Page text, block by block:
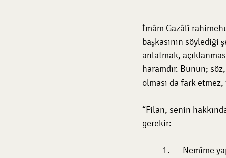
İmâm Gazâlî
başkasının söylediği
anlatmak,
haramdır. Bunun;
olması da fark
“Filan, senin
gerekir: